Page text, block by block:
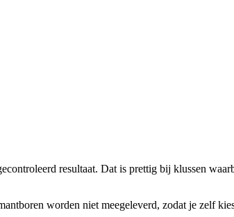
resultaat. Dat is prettig bij klussen
worden niet meegeleverd, zodat je zelf